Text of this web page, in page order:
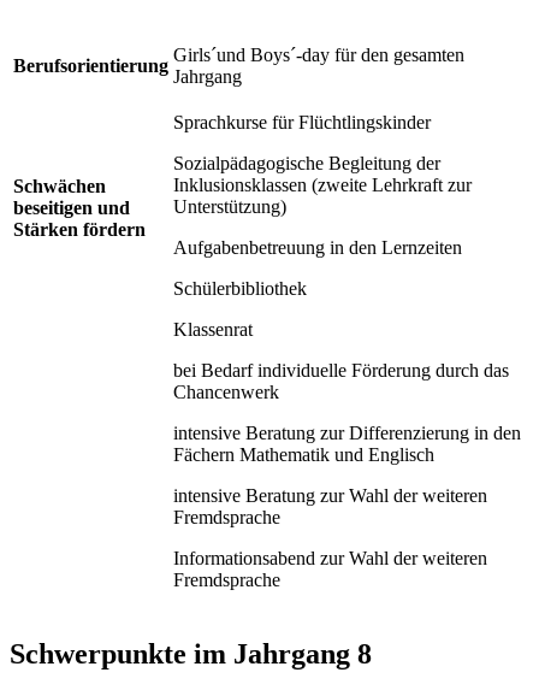
Berufsorientierung
Girls´und Boys´-day für den gesamten
Jahrgang
Schwächen
beseitigen und
Stärken fördern
Sprachkurse für Flüchtlingskinder
Sozialpädagogische Begleitung der
Inklusionsklassen (zweite Lehrkraft zur
Unterstützung)
Aufgabenbetreuung in den Lernzeiten
Schülerbibliothek
Klassenrat
bei Bedarf individuelle Förderung durch das
Chancenwerk
intensive Beratung zur Differenzierung in den
Fächern Mathematik und Englisch
intensive Beratung zur Wahl der weiteren
Fremdsprache
Informationsabend zur Wahl der weiteren
Fremdsprache
Schwerpunkte im Jahrgang 8